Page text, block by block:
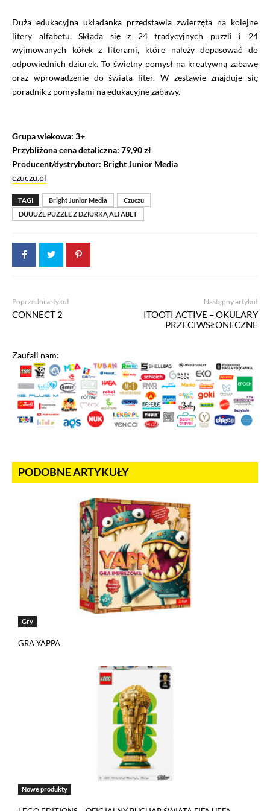
Duża edukacyjna układanka przedstawia zwierzęta na kolejne
litery alfabetu. Składa się z 24 tradycyjnych puzzli i 24
wyjmowanych kółek z literami, które należy dopasować do
odpowiednich dziurek. To świetny pomysł na kreatywną zabawę
oraz wprowadzenie do świata liter. W zestawie znajduje się
poradnik z pomysłami na edukacyjne zabawy.
Grupa wiekowa: 3+
Przybliżona cena detaliczna: 79,90 zł
Producent/dystrybutor: Bright Junior Media
czuczu.pl
TAGI Bright Junior Media
Czuczu
DUUUŻE PUZZLE Z DZIURKĄ ALFABET
Poprzedni artykuł
CONNECT 2
Następny artykuł
ITOOTI ACTIVE – OKULARY
PRZECIWSŁONECZNE
Zaufali nam:
PODOBNE ARTYKUŁY
Gry
GRA YAPPA
Nowe produkty